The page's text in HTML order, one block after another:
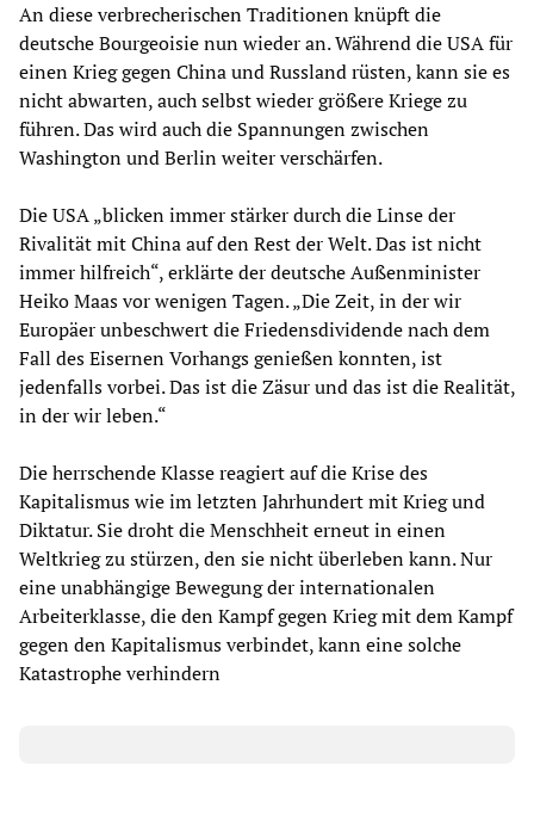
An diese verbrecherischen Traditionen knüpft die
deutsche Bourgeoisie nun wieder an. Während die USA für
einen Krieg gegen China und Russland rüsten, kann sie es
nicht abwarten, auch selbst wieder größere Kriege zu
führen. Das wird auch die Spannungen zwischen
Washington und Berlin weiter verschärfen.
Die USA „blicken immer stärker durch die Linse der
Rivalität mit China auf den Rest der Welt. Das ist nicht
immer hilfreich“, erklärte der deutsche Außenminister
Heiko Maas vor wenigen Tagen. „Die Zeit, in der wir
Europäer unbeschwert die Friedensdividende nach dem
Fall des Eisernen Vorhangs genießen konnten, ist
jedenfalls vorbei. Das ist die Zäsur und das ist die Realität,
in der wir leben.“
Die herrschende Klasse reagiert auf die Krise des
Kapitalismus wie im letzten Jahrhundert mit Krieg und
Diktatur. Sie droht die Menschheit erneut in einen
Weltkrieg zu stürzen, den sie nicht überleben kann. Nur
eine unabhängige Bewegung der internationalen
Arbeiterklasse, die den Kampf gegen Krieg mit dem Kampf
gegen den Kapitalismus verbindet, kann eine solche
Katastrophe verhindern